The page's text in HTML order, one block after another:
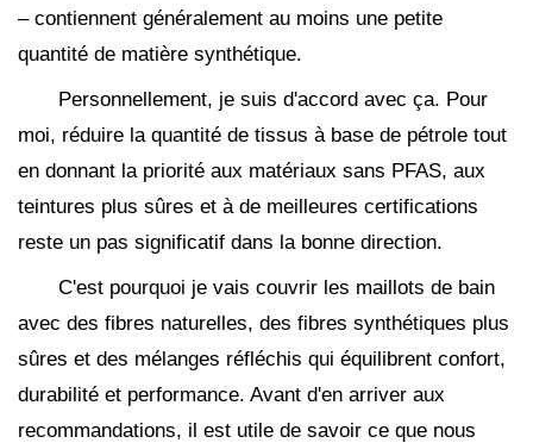
– contiennent généralement au moins une petite
quantité de matière synthétique.
Personnellement, je suis d'accord avec ça. Pour
moi, réduire la quantité de tissus à base de pétrole tout
en donnant la priorité aux matériaux sans PFAS, aux
teintures plus sûres et à de meilleures certifications
reste un pas significatif dans la bonne direction.
C'est pourquoi je vais couvrir les maillots de bain
avec des fibres naturelles, des fibres synthétiques plus
sûres et des mélanges réfléchis qui équilibrent confort,
durabilité et performance. Avant d'en arriver aux
recommandations, il est utile de savoir ce que nous